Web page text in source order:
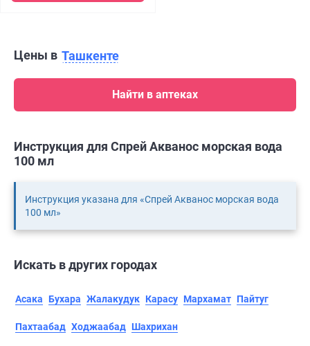
Цены в Ташкенте
Найти в аптеках
Инструкция для Спрей Акванос морская вода
100 мл
Инструкция указана для «Спрей Акванос морская вода
100 мл»
Искать в других городах
Асака Бухара Жалакудук Карасу Мархамат Пайтуг
Пахтаабад Ходжаабад Шахрихан